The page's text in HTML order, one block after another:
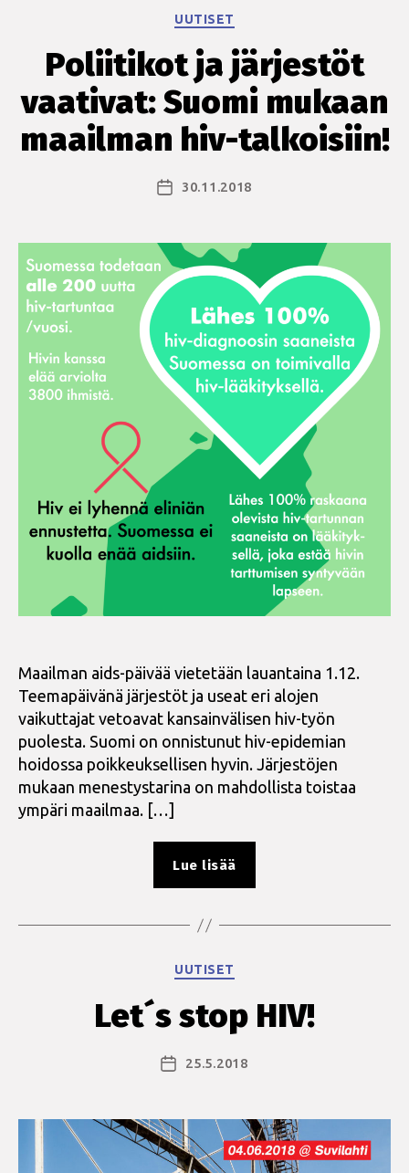
Kategoriat
UUTISET
Poliitikot ja järjestöt
vaativat: Suomi mukaan
maailman hiv-talkoisiin!
Julkaisupäivämäärä
30.11.2018
Maailman aids-päivää vietetään lauantaina 1.12.
Teemapäivänä järjestöt ja useat eri alojen
vaikuttajat vetoavat kansainvälisen hiv-työn
puolesta. Suomi on onnistunut hiv-epidemian
hoidossa poikkeuksellisen hyvin. Järjestöjen
mukaan menestystarina on mahdollista toistaa
ympäri maailmaa. […]
Lue lisää
vaativat:
maailman
hiv-
Kategoriat
UUTISET
Let´s stop HIV!
Julkaisupäivämäärä
25.5.2018